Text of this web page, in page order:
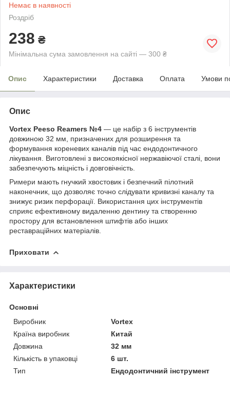
Немає в наявності
Роздріб
238 ₴
Мінімальна сума замовлення на сайті — 300 ₴
Опис Характеристики Доставка Оплата Умови
Опис
Vortex Peeso Reamers №4 — це набір з 6 інструментів
довжиною 32 мм, призначених для розширення та
формування кореневих каналів під час ендодонтичного
лікування. Виготовлені з високоякісної нержавіючої сталі, вони
забезпечують міцність і довговічність.
Римери мають гнучкий хвостовик і безпечний пілотний
наконечник, що дозволяє точно слідувати кривизні каналу та
знижує ризик перфорації. Використання цих інструментів
сприяє ефективному видаленню дентину та створенню
простору для встановлення штифтів або інших
реставраційних матеріалів.
Приховати
Характеристики
Основні
Виробник
Vortex
Країна виробник
Китай
Довжина
32 мм
Кількість в упаковці
6 шт.
Тип
Ендодонтичний інструмент